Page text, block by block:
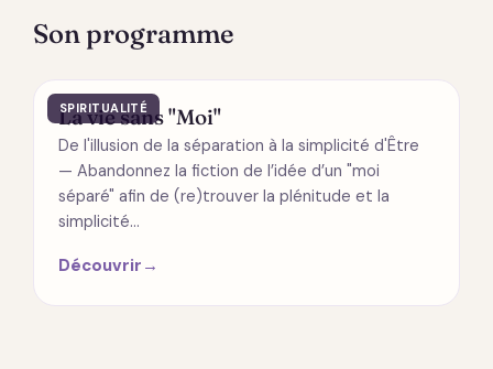
Son programme
SPIRITUALITÉ
La vie sans "Moi"
De l'illusion de la séparation à la simplicité d'Être
— Abandonnez la fiction de l’idée d’un "moi
séparé" afin de (re)trouver la plénitude et la
simplicité…
Découvrir →